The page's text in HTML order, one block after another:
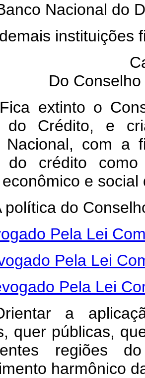
Nacional do
instituições
Do
extinto o
Crédito, e
Nacional, com a
do crédito
e social
política do
Pela Lei
Pela Lei
Pela Lei
a
quer públicas,
regiões
harmônico